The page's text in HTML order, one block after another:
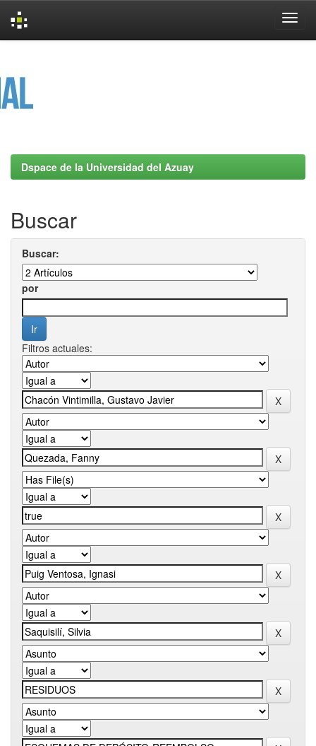
Dspace de la Universidad del Azuay
Buscar
Buscar:
por
Filtros actuales: